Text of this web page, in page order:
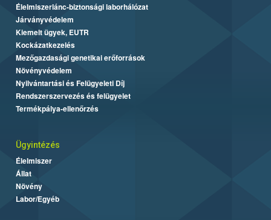
Élelmiszerlánc-biztonsági laborhálózat
Járványvédelem
Kiemelt ügyek, EUTR
Kockázatkezelés
Mezőgazdasági genetikai erőforrások
Növényvédelem
Nyilvántartási és Felügyeleti Díj
Rendszerszervezés és felügyelet
Termékpálya-ellenőrzés
Ügyintézés
Élelmiszer
Állat
Növény
Labor/Egyéb